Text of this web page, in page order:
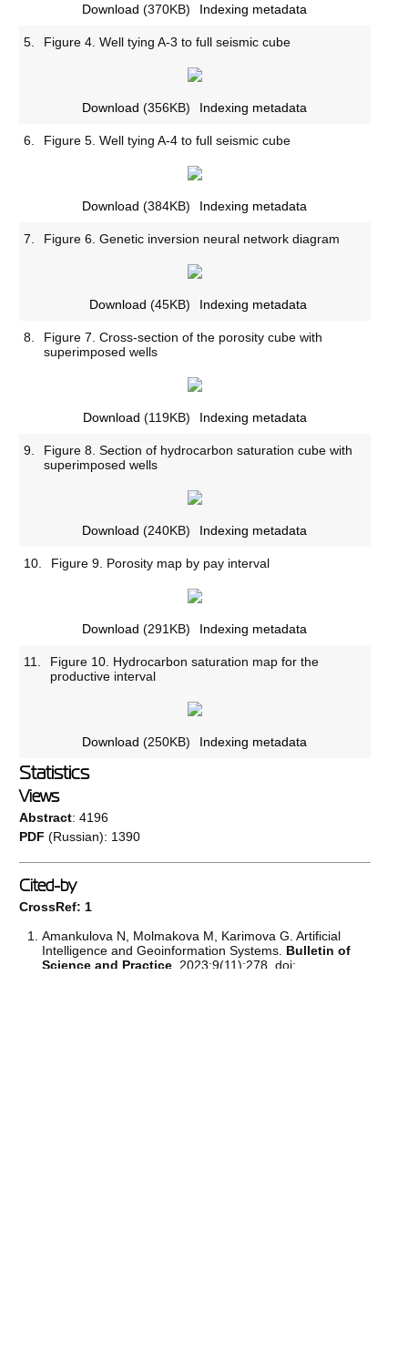
Download (370KB) Indexing metadata
5. Figure 4. Well tying A-3 to full seismic cube
Download (356KB) Indexing metadata
6. Figure 5. Well tying A-4 to full seismic cube
Download (384KB) Indexing metadata
7. Figure 6. Genetic inversion neural network diagram
Download (45KB) Indexing metadata
8.
Figure 7. Cross-section of the porosity cube with
superimposed wells
Download (119KB) Indexing metadata
9.
Figure 8. Section of hydrocarbon saturation cube with
superimposed wells
Download (240KB) Indexing metadata
10. Figure 9. Porosity map by pay interval
Download (291KB) Indexing metadata
11.
Figure 10. Hydrocarbon saturation map for the
productive interval
Download (250KB) Indexing metadata
Statistics
Views
Abstract: 4196
PDF (Russian): 1390
Cited-by
CrossRef: 1
Amankulova N, Molmakova M, Karimova G. Artificial
Intelligence and Geoinformation Systems. Bulletin of
Science and Practice . 2023;9(11):278. doi: